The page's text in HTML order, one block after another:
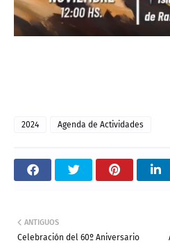
2024 Agenda de Actividades
ANTIGUOS
Celebración del 60º Aniversario